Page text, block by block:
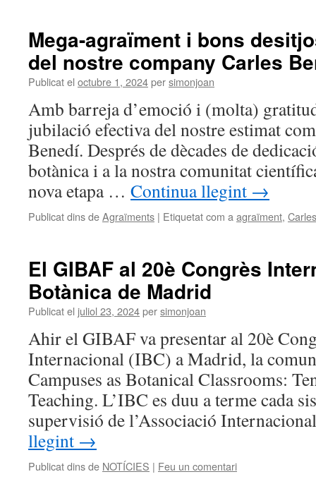
Mega-agraïment i bons
del nostre company Carles
Publicat el octubre 1, 2024persimonjoan
Amb barreja d’emoció i (molta)
jubilació efectiva del nostre estimat
Benedí. Després de dècades de
botànica i a la nostra comunitat
nova etapa … Continua llegint →
Publicat dins deAgraïments | Etiquetat com a agraïment,
El GIBAF al 20è Congrès
Botànica de Madrid
Publicat el juliol 23, 2024persimonjoan
Ahir el GIBAF va presentar al 20è
Internacional (IBC) a Madrid, la
Campuses as Botanical Classrooms:
Teaching. L’IBC es duu a terme cada
supervisió de l’Associació
llegint →
Publicat dins de NOTÍCIES | Feu un comentari